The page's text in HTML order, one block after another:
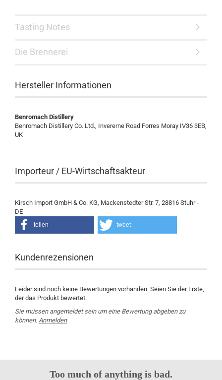
Tasting Notes
Die Brennerei
Hersteller Informationen
Benromach Distillery
Benromach Distillery Co. Ltd., Invererne Road Forres Moray IV36 3EB,
UK
Importeur / EU-Wirtschaftsakteur
Kirsch Import GmbH & Co. KG, Mackenstedter Str. 7, 28816 Stuhr -
DE
teilen tweet
Kundenrezensionen
Leider sind noch keine Bewertungen vorhanden. Seien Sie der Erste,
der das Produkt bewertet.
Sie müssen angemeldet sein um eine Bewertung abgeben zu
können. Anmelden
Too much of anything is bad.